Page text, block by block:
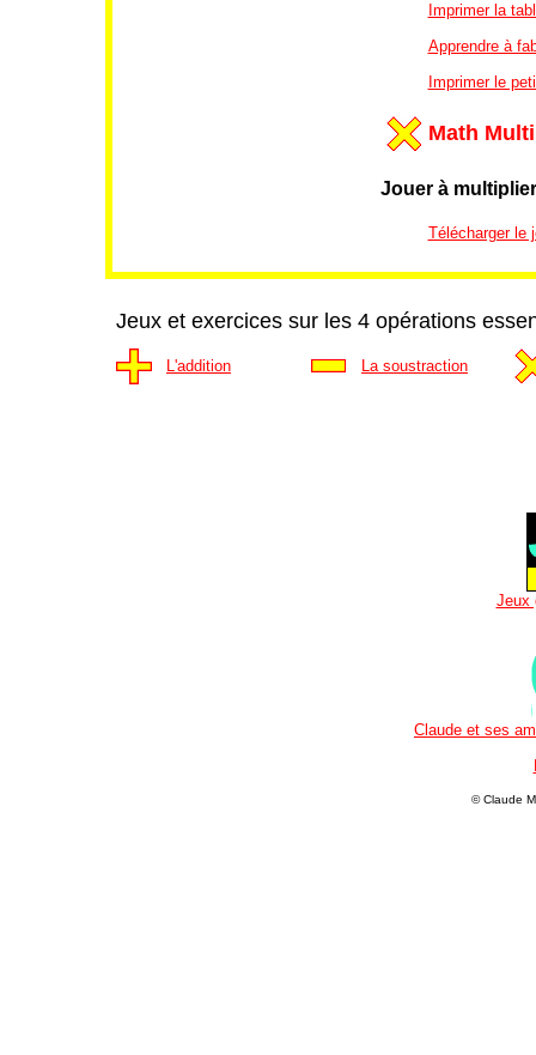
Imprimer la
Apprendre à
Imprimer le
Math
Jouer à
Télécharger le
Jeux et exercices sur les 4 opérations
L'addition La soustraction
Jeux
Claude et ses
© Claude